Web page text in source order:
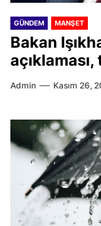
GÜNDEM MANŞET
Bakan
Admin Kasım 26,